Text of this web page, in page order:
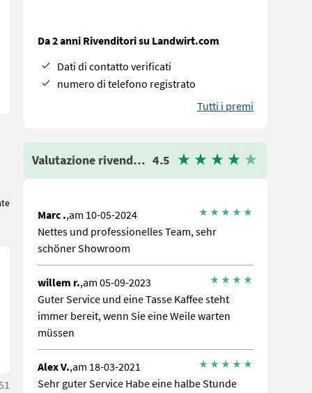
Da 2 anni Rivenditori su Landwirt.com
Dati di contatto verificati
numero di telefono registrato
Tutti i premi
Valutazione rivenditore 4.5
Marc .,am 10-05-2024
Nettes und professionelles Team, sehr
schöner Showroom
willem r.,am 05-09-2023
Guter Service und eine Tasse Kaffee steht
immer bereit, wenn Sie eine Weile warten
müssen
Alex V.,am 18-03-2021
Sehr guter Service Habe eine halbe Stunde